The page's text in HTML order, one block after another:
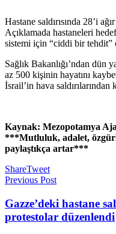
Hastane saldırısında 28’i
Açıklamada hastaneleri
sistemi için “ciddi bir
Sağlık Bakanlığı’ndan dün
az 500 kişinin hayatını
İsrail’in hava saldırılarından
Kaynak: Mezopotamya
***Mutluluk, adalet,
paylaştıkça artar***
ShareTweet
Previous Post
Gazze’deki hastane
protestolar düzenlendi